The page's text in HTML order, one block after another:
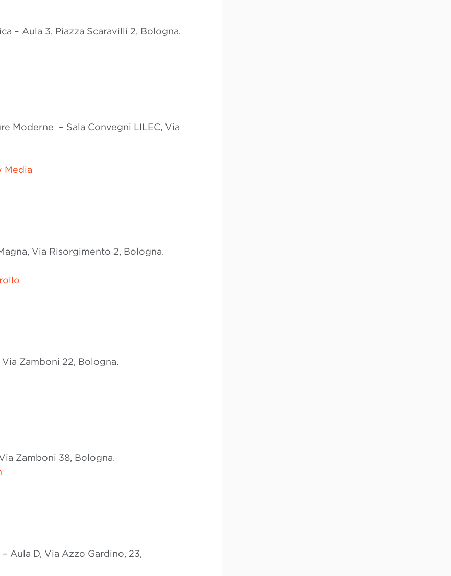
– Aula 3, Piazza Scaravilli 2, Bologna.
Moderne – Sala Convegni LILEC, Via
Media
Via Risorgimento 2, Bologna.
Zamboni 22, Bologna.
Zamboni 38, Bologna.
Aula D, Via Azzo Gardino, 23,